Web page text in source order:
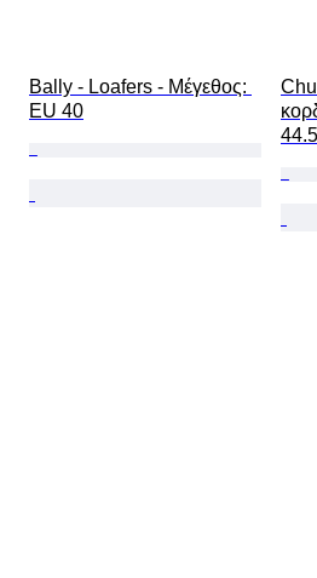
Bally - Loafers - Mέγεθος:
EU 40
44.5